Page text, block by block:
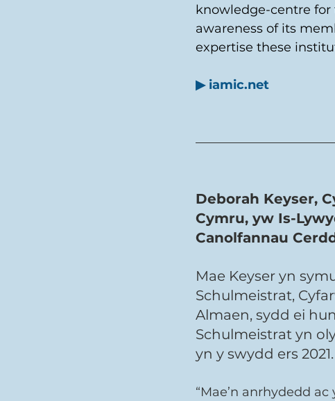
knowledge-centre for
awareness of its
expertise these
▶ iamic.net
Deborah Keyser,
Cymru, yw Is-
Canolfannau
Mae Keyser yn
Schulmeistrat,
Almaen, sydd ei
Schulmeistrat yn
yn y swydd ers 2021.
“Mae’n anrhydedd